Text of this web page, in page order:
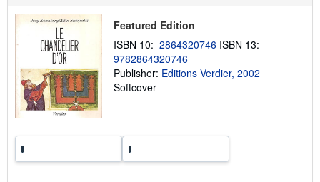
p
n
g
a
Featured Edition
ISBN 10: 2864320746 ISBN 13:
9782864320746
Publisher: Editions Verdier, 2002
Softcover